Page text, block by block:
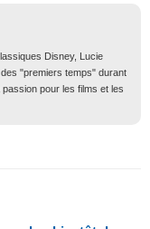
Disney, Lucie
"premiers temps" durant
pour les films et les